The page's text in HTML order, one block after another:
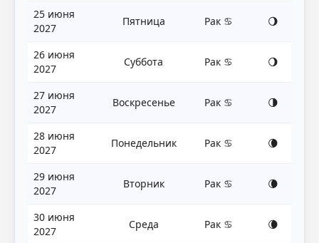
25 июня
2027
Пятница Рак ♋ 🌖
26 июня
2027
Суббота Рак ♋ 🌖
27 июня
2027
Воскресенье Рак ♋ 🌗
28 июня
2027
Понедельник Рак ♋ 🌘
29 июня
2027
Вторник Рак ♋ 🌘
30 июня
2027
Среда Рак ♋ 🌘